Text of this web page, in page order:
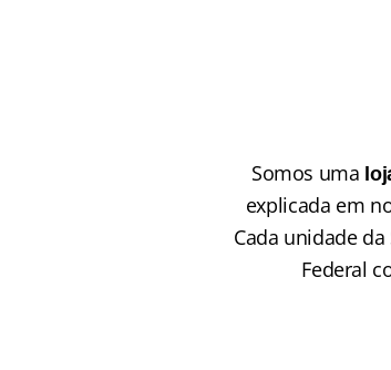
Somos uma
explicada em
Cada unidade
Federal